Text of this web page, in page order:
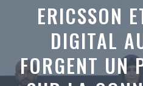
ERICSSON
DIGITAL
FORGENT UN